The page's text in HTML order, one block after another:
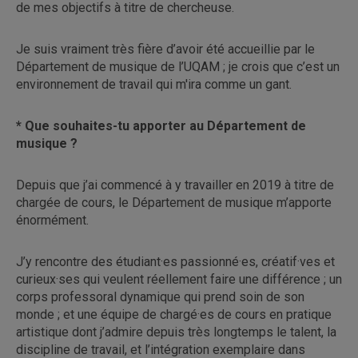
de mes objectifs à titre de chercheuse.
Je suis vraiment très fière d’avoir été accueillie par le
Département de musique de l’UQAM ; je crois que c’est un
environnement de travail qui m'ira comme un gant.
* Que souhaites-tu apporter au Département de
musique ?
Depuis que j’ai commencé à y travailler en 2019 à titre de
chargée de cours, le Département de musique m’apporte
énormément.
J’y rencontre des étudiant·es passionné·es, créatif·ves et
curieux·ses qui veulent réellement faire une différence ; un
corps professoral dynamique qui prend soin de son
monde ; et une équipe de chargé·es de cours en pratique
artistique dont j’admire depuis très longtemps le talent, la
discipline de travail, et l’intégration exemplaire dans